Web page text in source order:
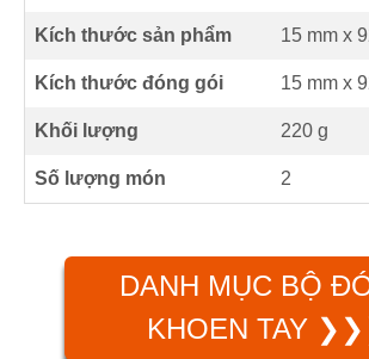
Kích thước sản phẩm 15 mm x
Kích thước đóng gói 15 mm x
Khối lượng 220 g
Số lượng món 2
DANH MỤC BỘ
KHOEN TAY